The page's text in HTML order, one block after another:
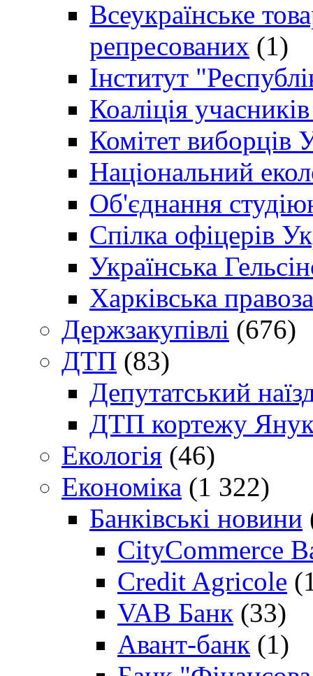
Всеукраїнське
репресованих (1)
Інститут
Коаліція
Комітет виборців
Національний
Об'єднання
Спілка офіцерів
Українська
Харківська
Держзакупівлі (676)
ДТП (83)
Депутатський
ДТП кортежу
Екологія (46)
Економіка (1 322)
Банківські новини
CityCommerce
Credit Agricole
VAB Банк (33)
Авант-банк (1)